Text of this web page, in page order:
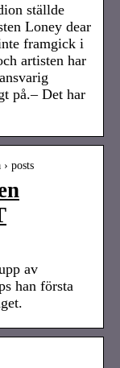
ställde
Loney dear
framgick i
artisten har
på.– Det har
posts
av
han första